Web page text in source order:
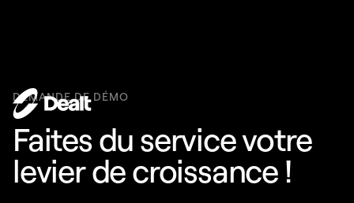
DEMANDE DE DÉMO
Faites du service votre
levier de croissance !